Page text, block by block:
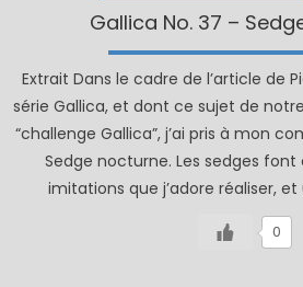
Gallica No. 37 –
Extrait Dans le cadre de l’article de
série Gallica, et dont ce sujet de
“challenge Gallica”, j’ai pris à mon
Sedge nocturne. Les sedges
imitations que j’adore réaliser,
0